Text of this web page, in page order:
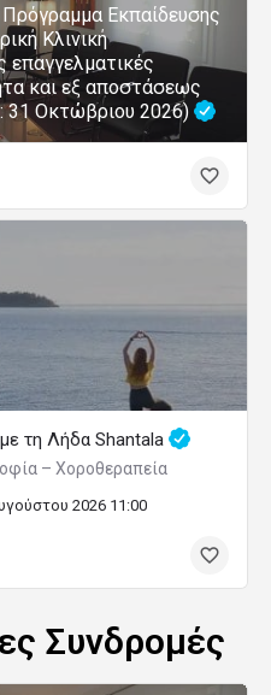
Πρόγραμμα Εκπαίδευσης
Κλινική
επαγγελματικές
και εξ αποστάσεως
31 Οκτώβριου 2026)
τη Λήδα Shantala
– Χοροθεραπεία
2026 11:00
Συνδρομές